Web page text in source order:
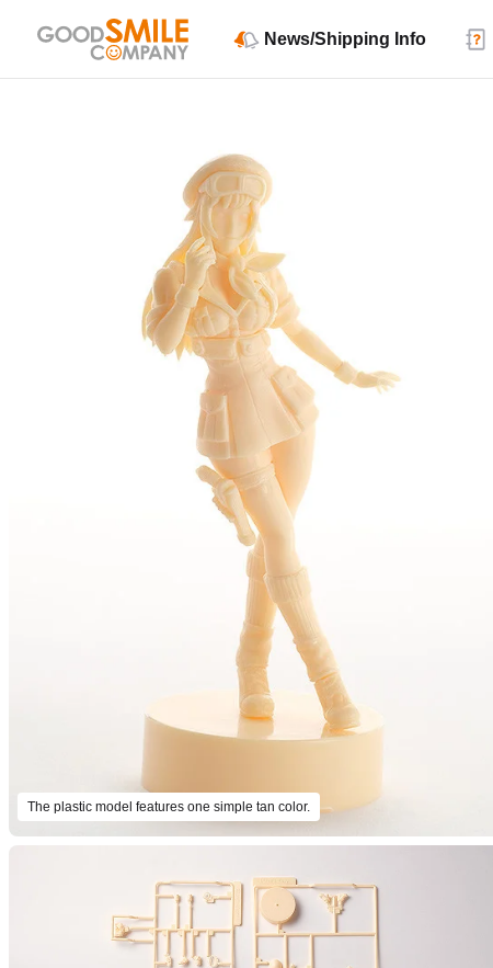
News/Shipping Info
The plastic model features one simple tan color.